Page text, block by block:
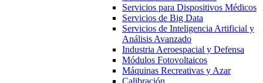
Servicios para Dispositivos Médicos
Servicios de Big Data
Servicios de Inteligencia Artificial y
Análisis Avanzado
Industria Aeroespacial y Defensa
Módulos Fotovoltaicos
Máquinas Recreativas y Azar